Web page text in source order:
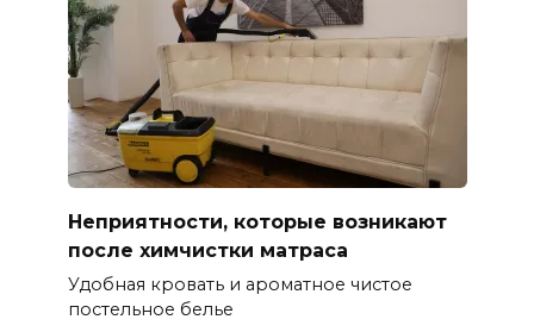
Неприятности, которые возникают
после химчистки матраса
Удобная кровать и ароматное чистое
постельное белье